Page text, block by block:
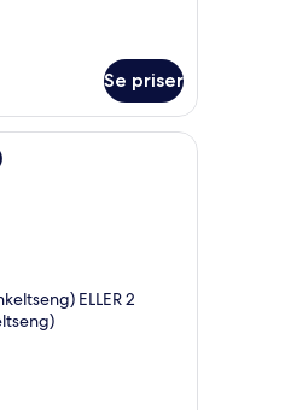
Se priser
med to puder og et lille
med en stor seng, et
ELLER 2